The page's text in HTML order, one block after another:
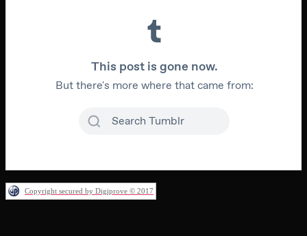
Copyright secured by Digiprove © 2017